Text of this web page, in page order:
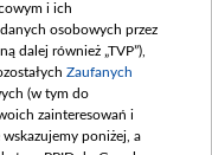
i ich
osobowych przez
dalej również „TVP”),
Zaufanych
(w tym do
zainteresowań i
poniżej, a